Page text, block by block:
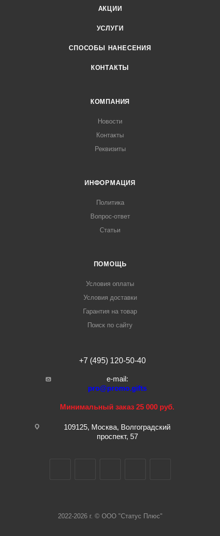
АКЦИИ
УСЛУГИ
СПОСОБЫ НАНЕСЕНИЯ
КОНТАКТЫ
КОМПАНИЯ
Новости
Контакты
Реквизиты
ИНФОРМАЦИЯ
Политика
Вопрос-ответ
Статьи
ПОМОЩЬ
Условия оплаты
Условия доставки
Гарантия на товар
Поиск по сайту
+7 (495) 120-50-40
e-mail:
pro@promo.gifts
Минимальный заказ 25 000 руб.
109125, Москва, Волгоградский
проспект, 57
2022-2026 г. © ООО "Статус Плюс"